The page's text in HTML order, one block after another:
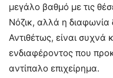
μεγάλο βαθμό με τις
Νόζικ, αλλά η διαφωνία
Αντιθέτως, είναι συχνά
ενδιαφέροντος που
αντίπαλο επιχείρημα.